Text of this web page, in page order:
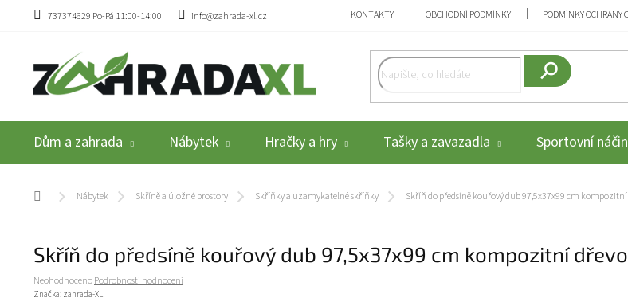
Přejít na obsah
737374629 Po-Pá 11:00-14:00 info@zahrada-xl.cz KONTAKTY OBCHODNÍ PODMÍNKY PODMÍNKY OCHRANY
Dům a zahrada Nábytek Hračky a hry Tašky a zavazadla Sportovní
Domů Nábytek Skříně a úložné prostory Skříňky a uzamykatelné skříňky Skříň do předsíně kouřový dub 97,5x37x99 cm
Skříň do předsíně kouřový dub 97,5x37x99 cm kompozitní
Průměrné hodnocení produktu je 0,0 z 5 hvězdiček.
NeohodnocenoPodrobnosti hodnocení
Značka: zahrada-XL